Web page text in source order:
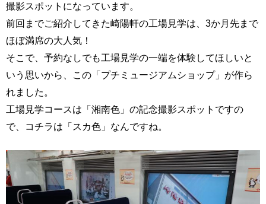
撮影スポットになっています。
前回までご紹介してきた崎陽軒の工場見学は、3か月先まで
ほぼ満席の大人気！
そこで、予約なしでも工場見学の一端を体験してほしいと
いう思いから、この「プチミュージアムショップ」が作ら
れました。
工場見学コースは「湘南色」の記念撮影スポットですの
で、コチラは「スカ色」なんですね。